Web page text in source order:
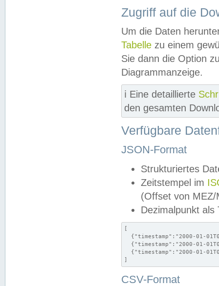
Zugriff auf die
Um die Daten
Tabelle zu einem
Sie dann die Option
Diagrammanzeige.
ℹ️ Eine detaillierte
den gesamten
Verfügbare
JSON-Format
Strukturiertes
Zeitstempel im
(Offset von MEZ/
Dezimalpunkt als
[
{"timestamp":"2000-01-
{"timestamp":"2000-01-
{"timestamp":"2000-01-
]
CSV-Format